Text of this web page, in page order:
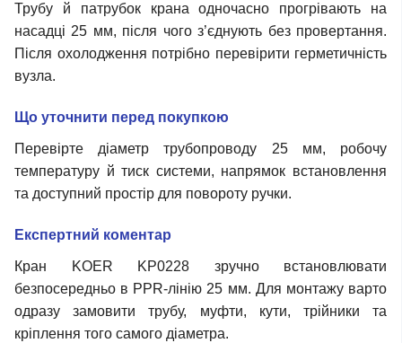
Трубу й патрубок крана одночасно прогрівають на
насадці 25 мм, після чого з’єднують без провертання.
Після охолодження потрібно перевірити герметичність
вузла.
Що уточнити перед покупкою
Перевірте діаметр трубопроводу 25 мм, робочу
температуру й тиск системи, напрямок встановлення
та доступний простір для повороту ручки.
Експертний коментар
Кран KOER KP0228 зручно встановлювати
безпосередньо в PPR-лінію 25 мм. Для монтажу варто
одразу замовити трубу, муфти, кути, трійники та
кріплення того самого діаметра.